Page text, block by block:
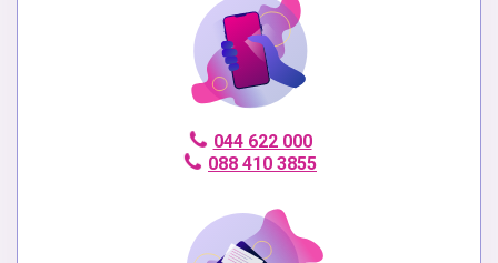
044 622 000
088 410 3855